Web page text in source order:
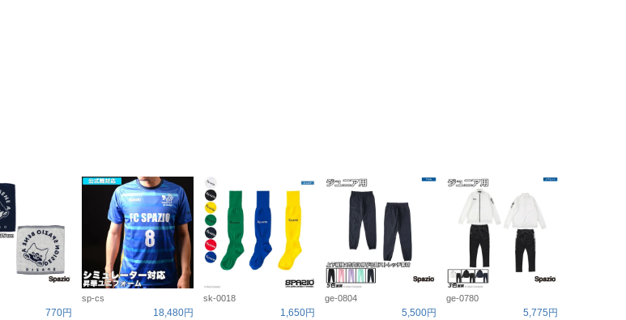
770円
sp-cs
18,480円
sk-0018
1,650円
ge-0804
5,500円
ge-0780
5,775円